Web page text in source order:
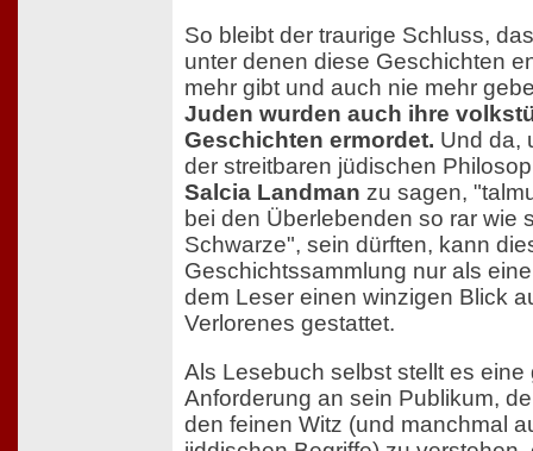
So bleibt der traurige Schluss,
unter denen diese Geschichten
mehr gibt und auch nie mehr
Juden wurden auch ihre
Geschichten ermordet. Und da,
der streitbaren jüdischen
Salcia Landman zu sagen,
bei den Überlebenden so rar wie
Schwarze", sein dürften, kann
Geschichtssammlung nur als
dem Leser einen winzigen Blick
Verlorenes gestattet.
Als Lesebuch selbst stellt es eine
Anforderung an sein Publikum,
den feinen Witz (und manchmal